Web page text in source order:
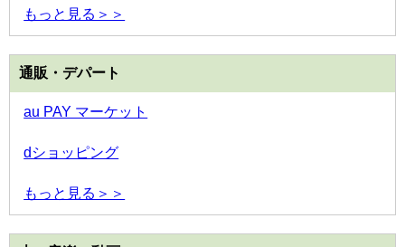
もっと見る＞＞
通販・デパート
au PAY マーケット
dショッピング
もっと見る＞＞